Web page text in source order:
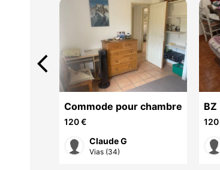
Commode pour chambre
120 €
Claude G
Vias (34)
BZ
arrow_back_ios